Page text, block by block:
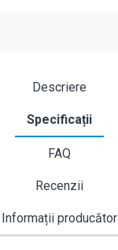
Descriere
Specificații
FAQ
Recenzii
Informații producător